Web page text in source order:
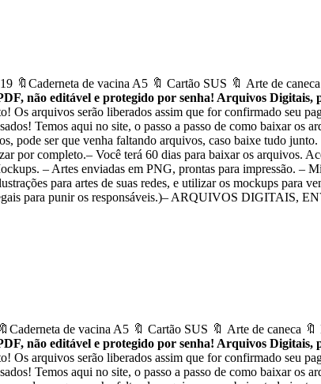
de vacina A5 🔖 Cartão SUS 🔖 Arte de
não editável e protegido por senha! Arquivos
Os arquivos serão liberados assim que for confirmado seu
Temos aqui no site, o passo a passo de como baixar
pode ser que venha faltando arquivos, caso baixe tudo
por completo.– Você terá 60 dias para baixar os arquivos.
– Artes enviadas em PNG, prontas para impressão. –
para artes de suas redes, e utilizar os mockups para
para punir os responsáveis.)– ARQUIVOS
de vacina A5 🔖 Cartão SUS 🔖 Arte de caneca
não editável e protegido por senha! Arquivos
Os arquivos serão liberados assim que for confirmado seu
Temos aqui no site, o passo a passo de como baixar